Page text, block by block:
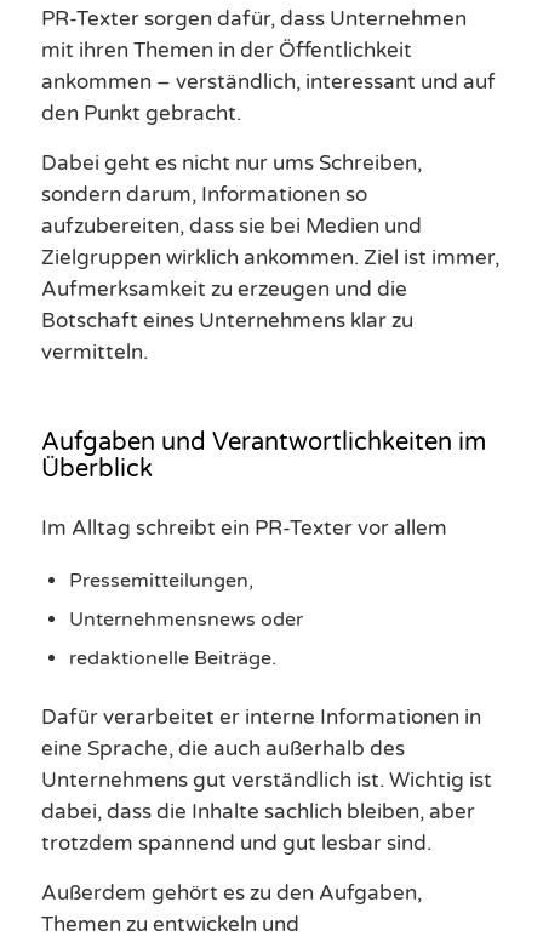
PR-Texter sorgen dafür, dass Unternehmen
mit ihren Themen in der Öffentlichkeit
ankommen – verständlich, interessant und auf
den Punkt gebracht.
Dabei geht es nicht nur ums Schreiben,
sondern darum, Informationen so
aufzubereiten, dass sie bei Medien und
Zielgruppen wirklich ankommen. Ziel ist immer,
Aufmerksamkeit zu erzeugen und die
Botschaft eines Unternehmens klar zu
vermitteln.
Aufgaben und Verantwortlichkeiten im
Überblick
Im Alltag schreibt ein PR-Texter vor allem
Pressemitteilungen,
Unternehmensnews oder
redaktionelle Beiträge.
Dafür verarbeitet er interne Informationen in
eine Sprache, die auch außerhalb des
Unternehmens gut verständlich ist. Wichtig ist
dabei, dass die Inhalte sachlich bleiben, aber
trotzdem spannend und gut lesbar sind.
Außerdem gehört es zu den Aufgaben,
Themen zu entwickeln und